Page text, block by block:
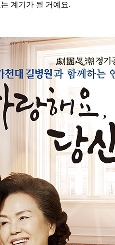
계기가 될 거예요.